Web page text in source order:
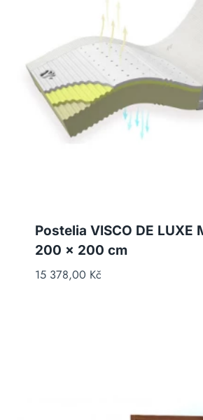
Postelia VISCO DE LUXE
200 x 200 cm
15 378,00 Kč